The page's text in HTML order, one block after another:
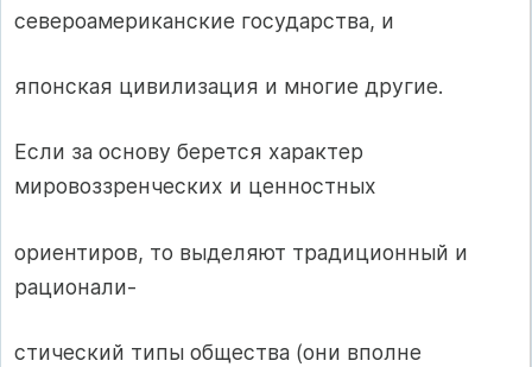
североамериканские государства, и
японская цивилизация и многие другие.
Если за основу берется характер
мировоззренческих и ценностных
ориентиров, то выделяют традиционный и
рационали-
стический типы общества (они вполне